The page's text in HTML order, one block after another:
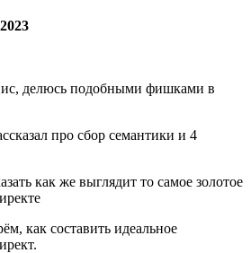
делюсь подобными фишками в
про сбор семантики и 4
как же выглядит то самое золотое
как составить идеальное